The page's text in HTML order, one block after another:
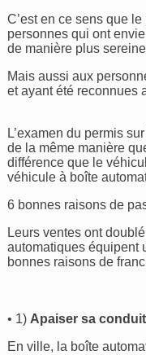
C’est en ce sens que
personnes qui ont
de manière plus
Mais aussi aux
et ayant été reconnues
L’examen du permis
de la même manière
différence que le
véhicule à boîte
6 bonnes raisons de
Leurs ventes ont
automatiques équipent
bonnes raisons de
• 1) Apaiser sa
En ville, la boîte